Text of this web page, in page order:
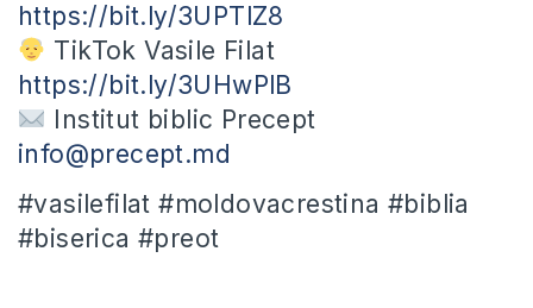
https://bit.ly/3UPTlZ8
TikTok Vasile Filat
https://bit.ly/3UHwPlB
Institut biblic Precept
info@precept.md
#vasilefilat #moldovacrestina #biblia
#biserica #preot